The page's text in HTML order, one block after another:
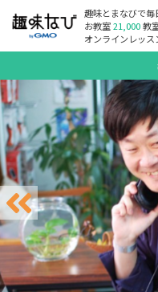
趣味とまなびで毎
お教室21,000教
オンラインレッ